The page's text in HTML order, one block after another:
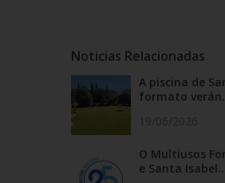
Noticias Relacionadas
A piscina de
formato
O Multiusos
e Santa Isabel...